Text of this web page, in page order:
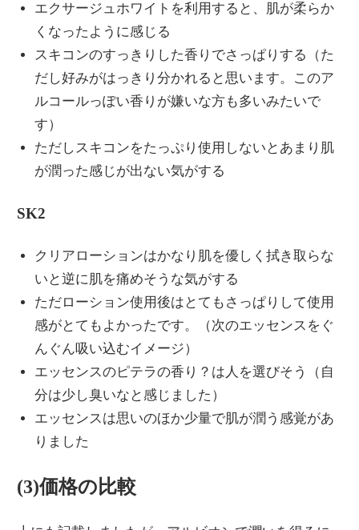
エクサージュホワイトを利用すると、肌が柔らか
くなったように感じる
スキコンのすっきりした香りでさっぱりする（た
だし好みがはっきり分かれると思います。このア
ルコールっぽい香りが嫌いな方も多いみたいで
す）
ただしスキコンをたっぷり使用しないとあまり肌
が潤った感じが出ない気がする
SK2
クリアローションはかなり肌を優しく拭き取らな
いと逆に肌を痛めそうな気がする
ただローション使用後はとてもさっぱりして使用
感がとてもよかったです。（次のエッセンスをぐ
んぐん吸い込むイメージ）
エッセンスのピテラの香り？は人を選びそう（自
分は少し臭いなと感じました）
エッセンスは思いのほか少量で肌が潤う感覚があ
りました
(3)価格の比較